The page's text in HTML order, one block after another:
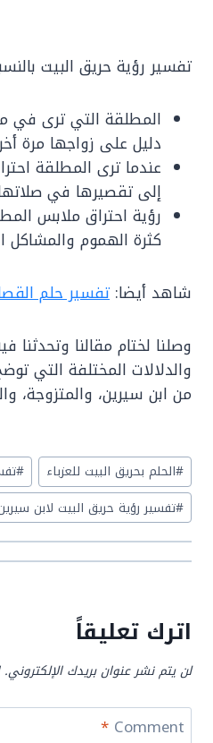
تفسير رؤية حريق البيت
المطلقة التي ترى في
دليل على زواجها مرة
عندما ترى المطلقة
إلى تقصيرها في
رؤية احتراق ملابس
كثرة الهموم والمشاكل
شاهد أيضا: تفسير حلم
وصلنا لختام مقالنا وتحدثنا
والدلالات المختلفة التي
من ابن سيرين، والمتزوجة،
Post
Tags:
#الحلم بحريق البيت للعزباء #
#تفسير رؤية حريق البيت لابن
اترك تعليقاً
لن يتم نشر عنوان بريدك الإلكتروني.
Comment
*